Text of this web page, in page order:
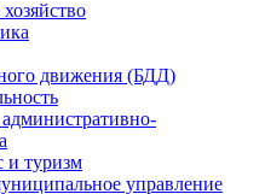
движения (БДД)
и туризм
управление